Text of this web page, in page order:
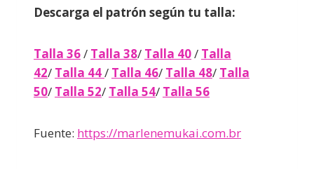
Descarga el patrón según tu talla:
Talla 36/ Talla 38/ Talla 40/ Talla
42/ Talla 44/ Talla 46/ Talla 48/ Talla
50/ Talla 52/ Talla 54/ Talla 56
Fuente: https://marlenemukai.com.br